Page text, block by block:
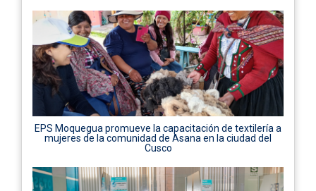
EPS Moquegua promueve la capacitación de textilería a
mujeres de la comunidad de Asana en la ciudad del
Cusco